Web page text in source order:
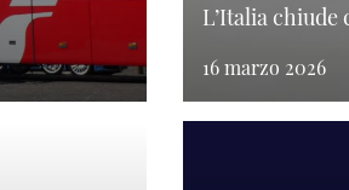
L’Italia chiude
16 marzo 2026